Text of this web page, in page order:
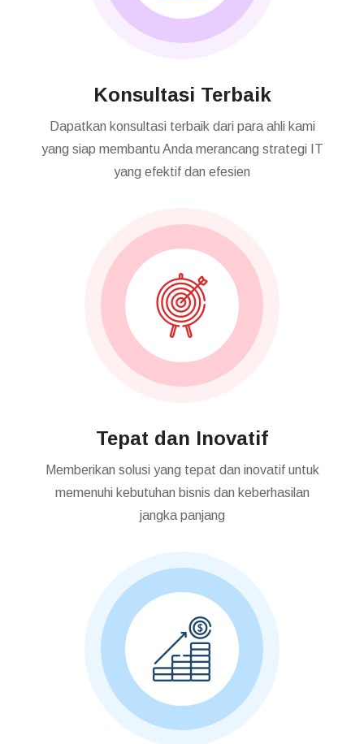
Konsultasi Terbaik
Dapatkan konsultasi terbaik dari para ahli kami
yang siap membantu Anda merancang strategi IT
yang efektif dan efesien
Tepat dan Inovatif
Memberikan solusi yang tepat dan inovatif untuk
memenuhi kebutuhan bisnis dan keberhasilan
jangka panjang